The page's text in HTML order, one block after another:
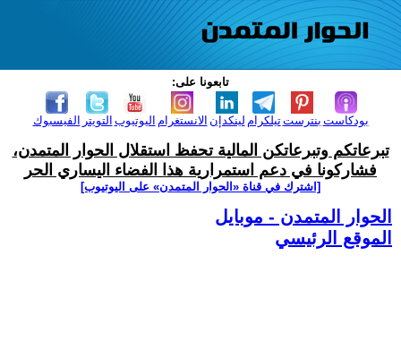
تابعونا على:
الفيسبوك التويتر اليوتيوب الانستغرام لينكدإن تيلكرامبنترست بودكاست
تبرعاتكم وتبرعاتكن المالية تحفظ استقلال الحوار المتمدن،
فشاركونا في دعم استمرارية هذا الفضاء اليساري الحر
[اشترك في قناة ‫«الحوار المتمدن» على اليوتيوب]
الحوار المتمدن - موبايل
الموقع الرئيسي